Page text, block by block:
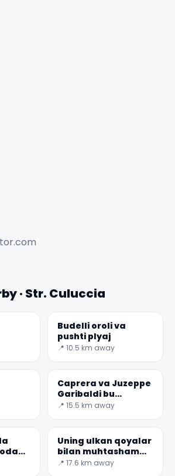
· Str. Culuccia
Budelli oroli va
pushti plyaj
📍 10.5 km away
Caprera va Juzeppe
Garibaldi bu
Yodgorlik
📍 15.5 km away
Uning ulkan qoyalar
bilan muhtasham
Lavezzi orollarni
📍 17.6 km away